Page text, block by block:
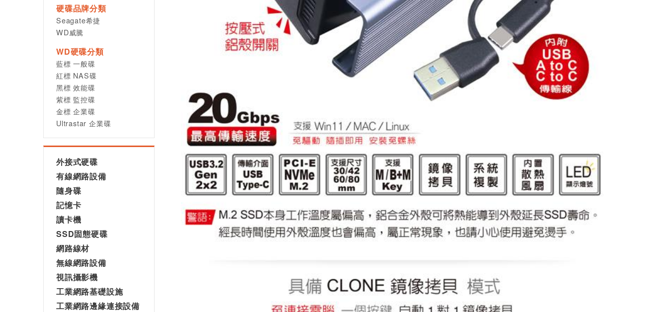
硬碟品牌分類
Seagate希捷
WD威騰
WD硬碟分類
藍標 一般碟
紅標 NAS碟
黑標 效能碟
紫標 監控碟
金標 企業碟
Ultrastar 企業碟
外接式硬碟
有線網路設備
隨身碟
記憶卡
讀卡機
SSD固態硬碟
網路線材
無線網路設備
視訊攝影機
工業網路基礎設施
工業網路邊緣連接設備